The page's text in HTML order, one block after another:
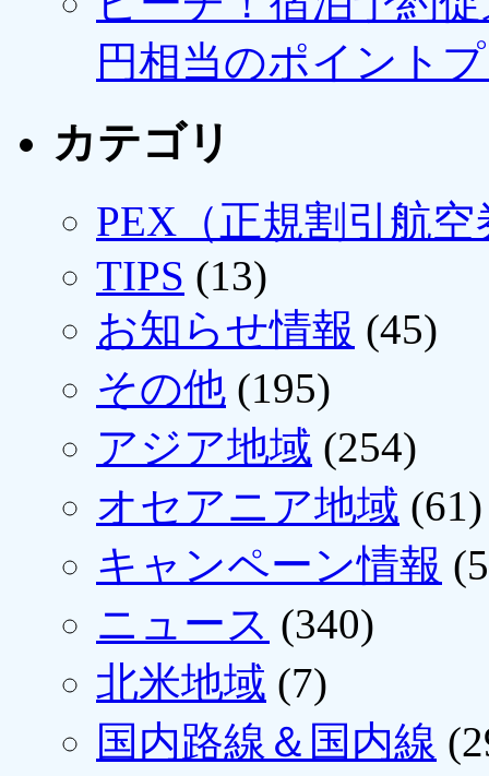
円相当のポイント
カテゴリ
PEX（正規割引航空
TIPS (13)
お知らせ情報 (45)
その他 (195)
アジア地域 (254)
オセアニア地域 (61)
キャンペーン情報
ニュース (340)
北米地域 (7)
国内路線＆国内線